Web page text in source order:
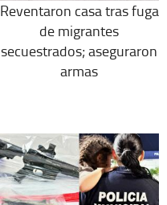
Reventaron casa tras fuga
de migrantes
secuestrados; aseguraron
armas